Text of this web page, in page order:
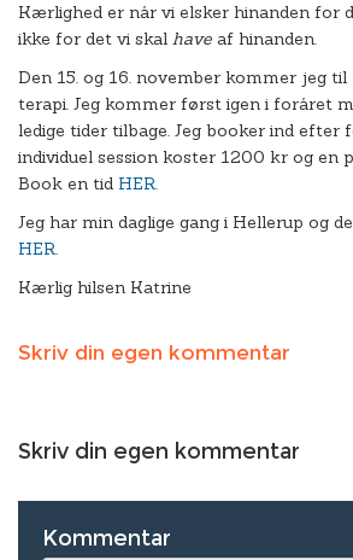
Kærlighed er når vi elsker hinanden for
ikke for det vi skal have af hinanden.
Den 15. og 16. november kommer jeg
terapi. Jeg kommer først igen i foråret
ledige tider tilbage. Jeg booker ind
individuel session koster 1200 kr og en
Book en tid HER.
Jeg har min daglige gang i Hellerup og
HER.
Kærlig hilsen Katrine
Skriv din egen kommentar
Skriv din egen kommentar
Kommentar